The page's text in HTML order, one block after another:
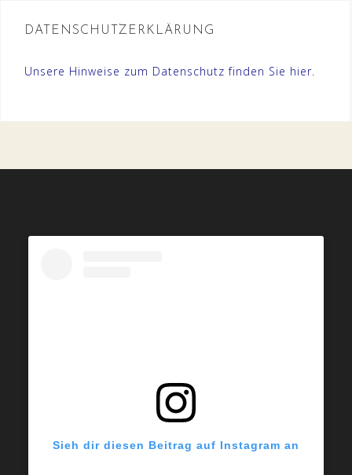
DATENSCHUTZERKLÄRUNG
Unsere Hinweise zum Datenschutz finden Sie hier.
Sieh dir diesen Beitrag auf Instagram an